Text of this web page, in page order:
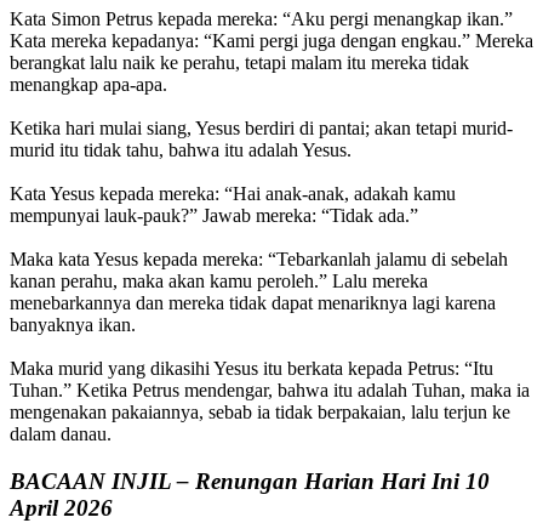
Kata Simon Petrus kepada mereka: “Aku pergi menangkap ikan.”
Kata mereka kepadanya: “Kami pergi juga dengan engkau.” Mereka
berangkat lalu naik ke perahu, tetapi malam itu mereka tidak
menangkap apa-apa.
Ketika hari mulai siang, Yesus berdiri di pantai; akan tetapi murid-
murid itu tidak tahu, bahwa itu adalah Yesus.
Kata Yesus kepada mereka: “Hai anak-anak, adakah kamu
mempunyai lauk-pauk?” Jawab mereka: “Tidak ada.”
Maka kata Yesus kepada mereka: “Tebarkanlah jalamu di sebelah
kanan perahu, maka akan kamu peroleh.” Lalu mereka
menebarkannya dan mereka tidak dapat menariknya lagi karena
banyaknya ikan.
Maka murid yang dikasihi Yesus itu berkata kepada Petrus: “Itu
Tuhan.” Ketika Petrus mendengar, bahwa itu adalah Tuhan, maka ia
mengenakan pakaiannya, sebab ia tidak berpakaian, lalu terjun ke
dalam danau.
BACAAN INJIL – Renungan Harian Hari Ini 10
April 2026